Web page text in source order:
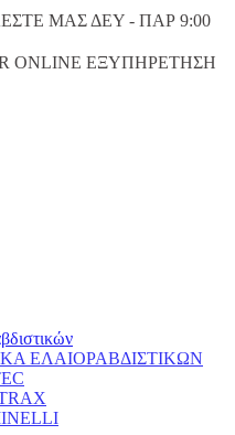
ΜΑΣ ΔΕΥ - ΠΑΡ 9:00
ONLINE ΕΞΥΠΗΡΕΤΗΣH
ΕΛΑΙΟΡΑΒΔΙΣΤΙΚΩΝ